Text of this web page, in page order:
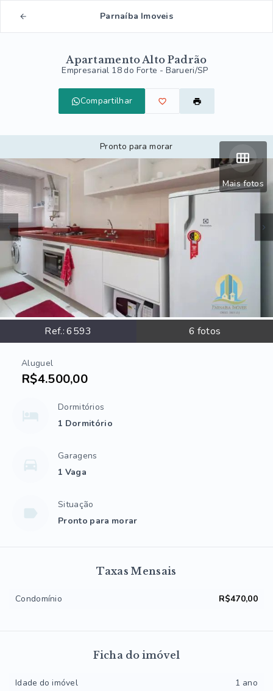
Parnaíba Imoveis
Apartamento Alto Padrão
Empresarial 18 do Forte - Barueri/SP
Compartilhar
Mais fotos
Ref.:6593 6 fotos
Pronto para morar
Aluguel
R$4.500,00
Dormitórios
1 Dormitório
Garagens
1 Vaga
Situação
Pronto para morar
Taxas Mensais
Condomínio R$470,00
Ficha do imóvel
Idade do imóvel
1 ano